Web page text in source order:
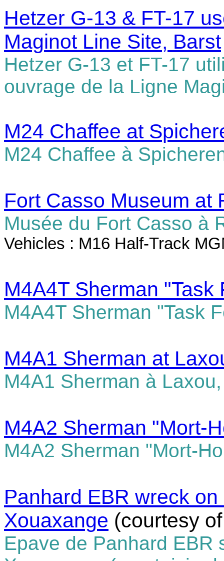
Hetzer G-13 & FT-17
Maginot Line Site, Barst
Hetzer G-13 et FT-17
ouvrage de la Ligne
M24 Chaffee at
M24 Chaffee à
Fort Casso Museum at
Musée du Fort Casso à
Vehicles : M16 Half-Track
M4A4T Sherman
M4A4T Sherman "Task
M4A1 Sherman at
M4A1 Sherman à
M4A2 Sherman "Mort-
M4A2 Sherman "Mort-
Panhard EBR wreck
Xouaxange (courtesy
Epave de Panhard EBR